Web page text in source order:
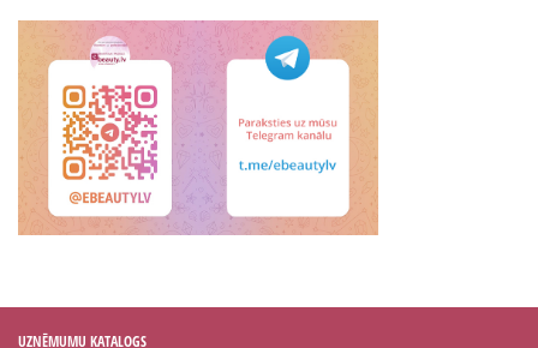
UZŅĒMUMU KATALOGS